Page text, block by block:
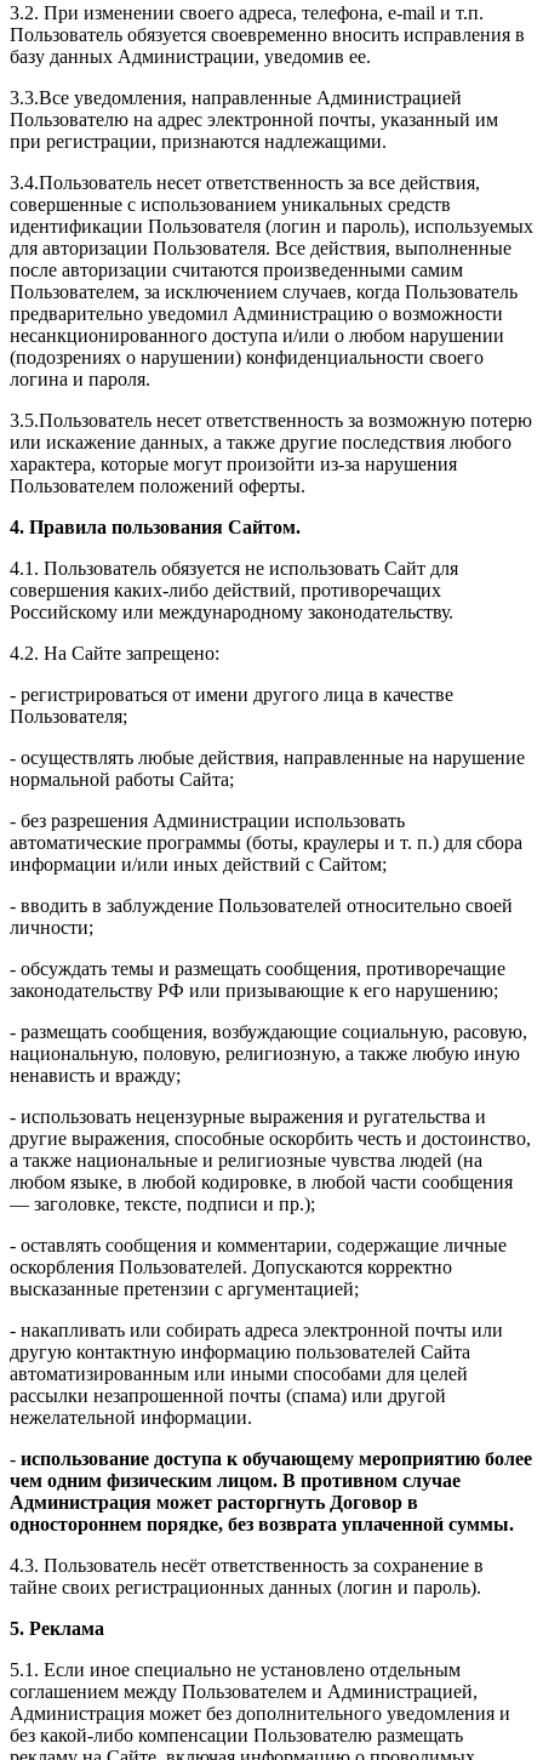
3.2. При изменении своего адреса, телефона, e-mail и т.п.
Пользователь обязуется своевременно вносить исправления в
базу данных Администрации, уведомив ее.
3.3.Все уведомления, направленные Администрацией
Пользователю на адрес электронной почты, указанный им
при регистрации, признаются надлежащими.
3.4.Пользователь несет ответственность за все действия,
совершенные с использованием уникальных средств
идентификации Пользователя (логин и пароль), используемых
для авторизации Пользователя. Все действия, выполненные
после авторизации считаются произведенными самим
Пользователем, за исключением случаев, когда Пользователь
предварительно уведомил Администрацию о возможности
несанкционированного доступа и/или о любом нарушении
(подозрениях о нарушении) конфиденциальности своего
логина и пароля.
3.5.Пользователь несет ответственность за возможную потерю
или искажение данных, а также другие последствия любого
характера, которые могут произойти из-за нарушения
Пользователем положений оферты.
4. Правила пользования Сайтом.
4.1. Пользователь обязуется не использовать Сайт для
совершения каких-либо действий, противоречащих
Российскому или международному законодательству.
4.2. На Сайте запрещено:
- регистрироваться от имени другого лица в качестве
Пользователя;
- осуществлять любые действия, направленные на нарушение
нормальной работы Сайта;
- без разрешения Администрации использовать
автоматические программы (боты, краулеры и т. п.) для сбора
информации и/или иных действий с Сайтом;
- вводить в заблуждение Пользователей относительно своей
личности;
- обсуждать темы и размещать сообщения, противоречащие
законодательству РФ или призывающие к его нарушению;
- размещать сообщения, возбуждающие социальную, расовую,
национальную, половую, религиозную, а также любую иную
ненависть и вражду;
- использовать нецензурные выражения и ругательства и
другие выражения, способные оскорбить честь и достоинство,
а также национальные и религиозные чувства людей (на
любом языке, в любой кодировке, в любой части сообщения
— заголовке, тексте, подписи и пр.);
- оставлять сообщения и комментарии, содержащие личные
оскорбления Пользователей. Допускаются корректно
высказанные претензии с аргументацией;
- накапливать или собирать адреса электронной почты или
другую контактную информацию пользователей Сайта
автоматизированным или иными способами для целей
рассылки незапрошенной почты (спама) или другой
нежелательной информации.
- использование доступа к обучающему мероприятию более
чем одним физическим лицом. В противном случае
Администрация может расторгнуть Договор в
одностороннем порядке, без возврата уплаченной суммы.
4.3. Пользователь несёт ответственность за сохранение в
тайне своих регистрационных данных (логин и пароль).
5. Реклама
5.1. Если иное специально не установлено отдельным
соглашением между Пользователем и Администрацией,
Администрация может без дополнительного уведомления и
без какой-либо компенсации Пользователю размещать